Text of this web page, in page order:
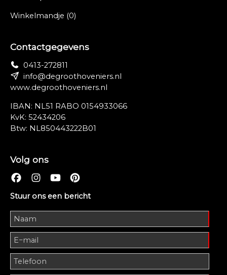
Winkelmandje (0)
Contactgegevens
0413-272811
info@degroothoveniers.nl
www.degroothoveniers.nl
IBAN: NL51 RABO 0154933066
KvK: 52434206
Btw: NL850443222B01
Volg ons
Stuur ons een bericht